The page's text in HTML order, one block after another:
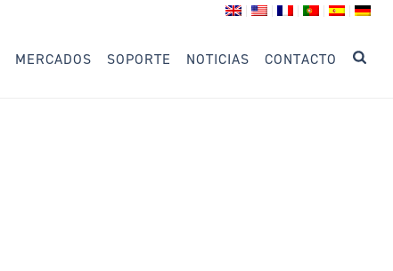
MERCADOS SOPORTE NOTICIAS CONTACTO